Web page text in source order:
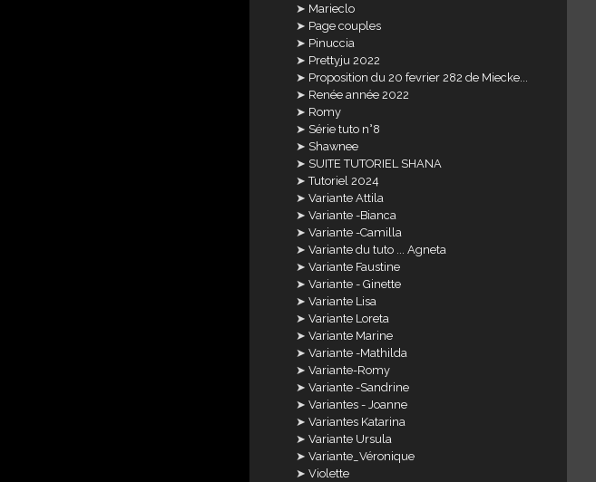
Marieclo
Page couples
Pinuccia
Prettyju 2022
Proposition du 20 fevrier 282 de Miecke...
Renée année 2022
Romy
Série tuto n°8
Shawnee
SUITE TUTORIEL SHANA
Tutoriel 2024
Variante Attila
Variante -Bianca
Variante -Camilla
Variante du tuto ... Agneta
Variante Faustine
Variante - Ginette
Variante Lisa
Variante Loreta
Variante Marine
Variante -Mathilda
Variante-Romy
Variante -Sandrine
Variantes - Joanne
Variantes Katarina
Variante Ursula
Variante_Véronique
Violette